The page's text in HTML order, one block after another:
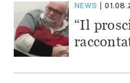
NEWS
“Il